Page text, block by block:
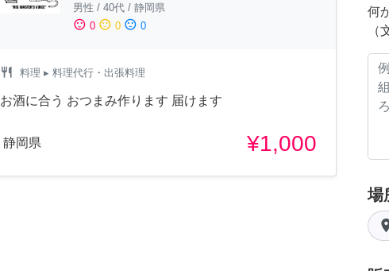
男性 / 40代 / 静岡県
sentiment_satisfied 0 sentiment_neutral 0 sentiment_dissatisfied 0
restaurant 料理 ▸ 料理代行・出張料理
お酒に合う おつまみ作ります 届けます
静岡県 ¥1,000
何
（
場